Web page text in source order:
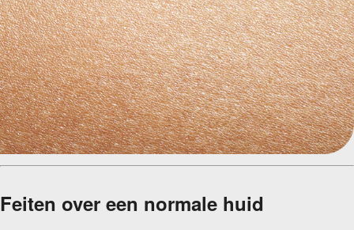
Feiten over een normale huid